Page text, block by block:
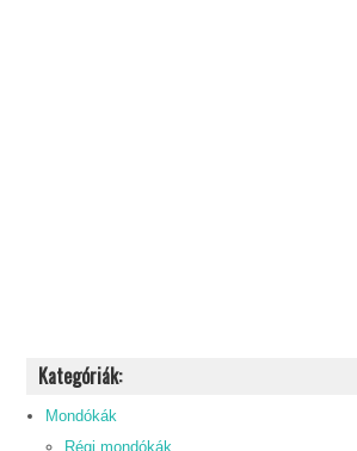
Kategóriák:
Mondókák
Régi mondókák